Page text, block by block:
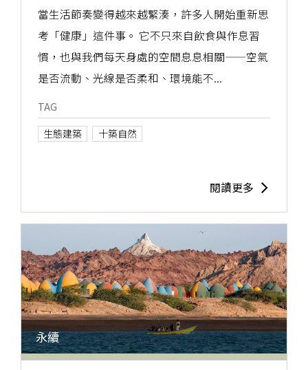
當生活節奏變得越來越緊湊，許多人開始重新思
考「健康」這件事。 它不只來自飲食與作息習
慣，也與我們每天身處的空間息息相關——空氣
是否流動、光線是否柔和、環境能不...
TAG
生態建築
十築自然
閱讀更多
永續